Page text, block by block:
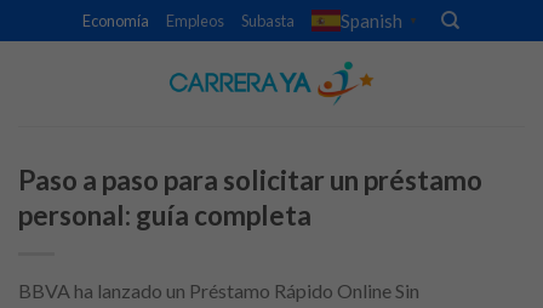
to
Economía Empleos Subasta Spanish ▼
Paso a paso para solicitar un préstamo
personal: guía completa
BBVA ha lanzado un Préstamo Rápido Online Sin